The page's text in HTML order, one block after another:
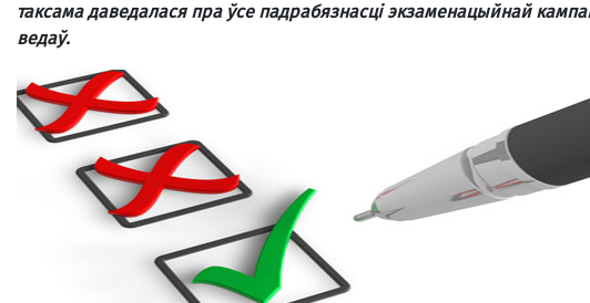
таксама даведалася пра ўсе пад­рабязнасці экзаменацыйнай
ведаў.